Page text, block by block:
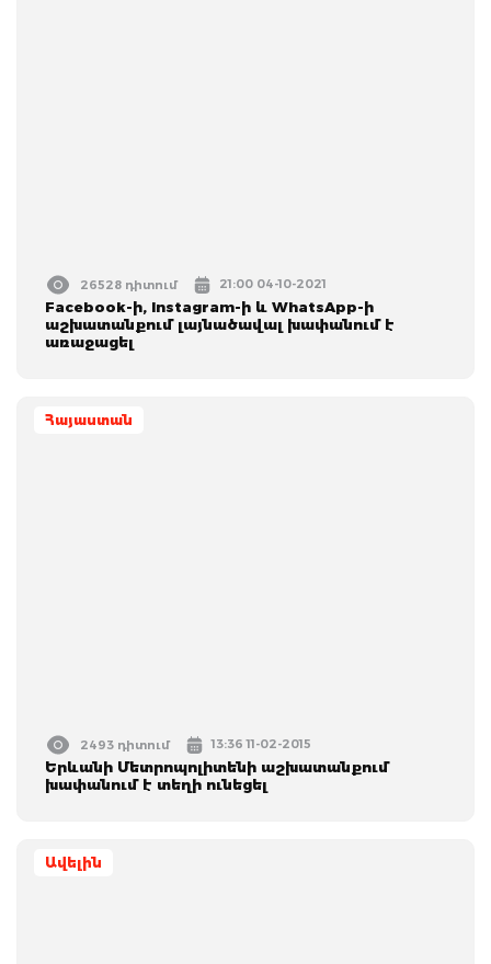
26528 դիտում 21:00 04-10-2021
Facebook-ի, Instagram-ի և WhatsApp-ի
աշխատանքում լայնածավալ խափանում է
առաջացել
Հայաստան
2493 դիտում 13:36 11-02-2015
Երևանի Մետրոպոլիտենի աշխատանքում
խափանում է տեղի ունեցել
Ավելին